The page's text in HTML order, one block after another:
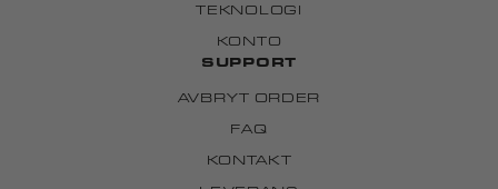
TEKNOLOGI
KONTO
SUPPORT
AVBRYT ORDER
FAQ
KONTAKT